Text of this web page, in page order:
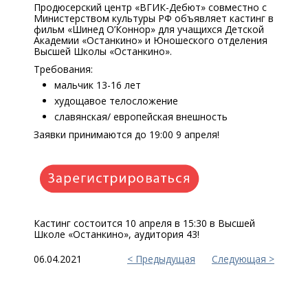
Продюсерский центр «ВГИК-Дебют» совместно с
Министерством культуры РФ объявляет кастинг в
фильм «Шинед О’Коннор» для учащихся Детской
Академии «Останкино» и Юношеского отделения
Высшей Школы «Останкино».
Требования:
мальчик 13-16 лет
худощавое телосложение
славянская/ европейская внешность
Заявки принимаются до 19:00 9 апреля!
Кастинг состоится 10 апреля в 15:30 в Высшей
Школе «Останкино», аудитория 43!
06.04.2021
Предыдущая Следующая